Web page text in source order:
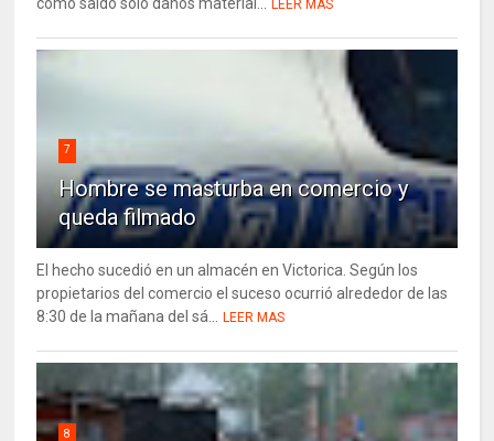
LEER MAS
7
Hombre se masturba en comercio y
queda filmado
El hecho sucedió en un almacén en Victorica. Según los
propietarios del comercio el suceso ocurrió alrededor de las
8:30 de la mañana del sá...
LEER MAS
8